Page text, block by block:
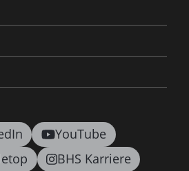
YouTube
BHS Karriere